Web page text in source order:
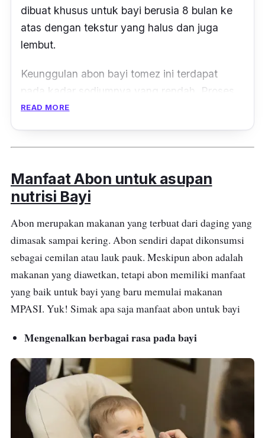
dibuat khusus untuk bayi berusia 8 bulan ke
atas dengan tekstur yang halus dan juga
lembut.
Keunggulan abon bayi tomez ini terdapat
pada kadar sodiumnya yang rendah. Proses
pembuatannya juga tidak menggunakan
dengan proses Standar Operasional Prosedur
(SOP) dari BPOM sehingga terjamin
Daging sapi merupakan bahan makanan
dengan sumber nutrisi yang sangat baik bagi
tubuh dan pertumbuhan bayi. Tersedia
beberapa varian selain abon sapi yang dapat
dipilih yaitu ayam, ikan gabus, ikan tuna, ikan
READ MORE
Manfaat Abon untuk asupan
nutrisi Bayi
Abon merupakan makanan yang terbuat dari daging yang
dimasak sampai kering. Abon sendiri dapat dikonsumsi
sebagai cemilan atau lauk pauk. Meskipun abon adalah
makanan yang diawetkan, tetapi abon memiliki manfaat
yang baik untuk bayi yang baru memulai makanan
MPASI. Yuk! Simak apa saja manfaat abon untuk bayi
Mengenalkan berbagai rasa pada bayi